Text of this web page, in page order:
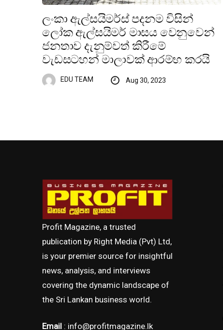
ලංකා ඇල්සයිමර්ස් පදනම විසින්
ලෝක ඇල්සයිමර් මාසය වෙනුවෙන්
ජනතාව දැනුම්වත් කිරීමේ
වැඩසටහන් මාලාවක් ආරම්භ කරයි
EDU TEAM Aug 30, 2023
Profit Magazine, a trusted
publication by Right Media (Pvt) Ltd,
is your premier source for insightful
news, analysis, and interviews
covering the dynamic landscape of
the Sri Lankan business world.
Email : info@profitmagazine.lk